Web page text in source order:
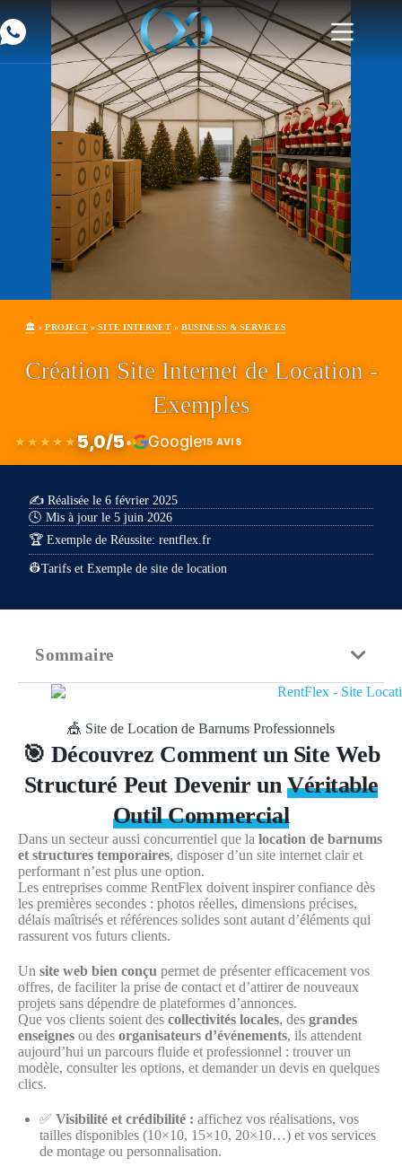
🏛️ »PROJECT »SITE INTERNET» BUSINESS & SERVICES
Création Site Internet de Location -
Exemples
★★★★★ 5,0/5• Google15 AVIS
✍️ Réalisée le 6 février 2025
🕓 Mis à jour le 5 juin 2026
🏆 Exemple de Réussite: rentflex.fr
👷Tarifs et Exemple de site de location
🎪 Site de Location de Barnums Professionnels
🎯 Découvrez Comment un Site Web
Structuré Peut Devenir un Véritable
Outil Commercial
Dans un secteur aussi concurrentiel que la location de barnums
et structures temporaires, disposer d’un site internet clair et
performant n’est plus une option.
Les entreprises comme RentFlex doivent inspirer confiance dès
les premières secondes : photos réelles, dimensions précises,
délais maîtrisés et références solides sont autant d’éléments qui
rassurent vos futurs clients.
Un site web bien conçu permet de présenter efficacement vos
offres, de faciliter la prise de contact et d’attirer de nouveaux
projets sans dépendre de plateformes d’annonces.
Que vos clients soient des collectivités locales, des grandes
enseignes ou des organisateurs d’événements, ils attendent
aujourd’hui un parcours fluide et professionnel : trouver un
modèle, consulter les options, et demander un devis en quelques
clics.
✅ Visibilité et crédibilité : affichez vos réalisations, vos
tailles disponibles (10×10, 15×10, 20×10…) et vos services
de montage ou personnalisation.
Sommaire